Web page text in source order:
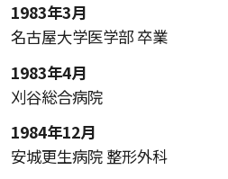
1983年3月
名古屋大学医学部 卒業
1983年4月
刈谷総合病院
1984年12月
安城更生病院 整形外科